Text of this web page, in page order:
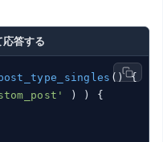
答する
() {
) ) {